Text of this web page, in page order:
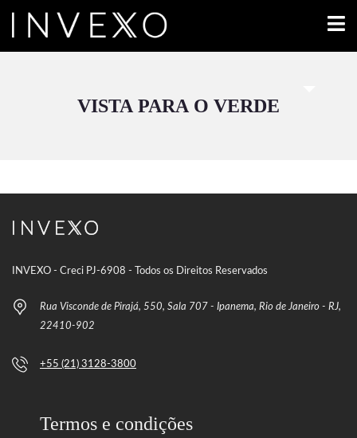
VISTA PARA O VERDE
INVEXO - Creci PJ-6908 - Todos os Direitos Reservados
Rua Visconde de Pirajá, 550, Sala 707 - Ipanema, Rio de Janeiro - RJ,
22410-902
+55 (21) 3128-3800
Termos e condições